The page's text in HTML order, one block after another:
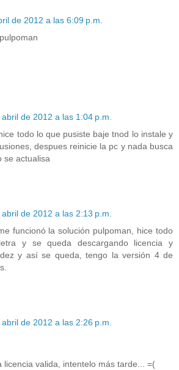
de 2012 a las 6:09 p.m.
de 2012 a las 1:04 p.m.
todo lo que pusiste baje tnod lo instale y
despues reinicie la pc y nada busca
se actualisa
de 2012 a las 2:13 p.m.
funcionó la solución pulpoman, hice todo
y se queda descargando licencia y
y así se queda, tengo la versión 4 de
de 2012 a las 2:26 p.m.
licencia valida, intentelo más tarde... =(